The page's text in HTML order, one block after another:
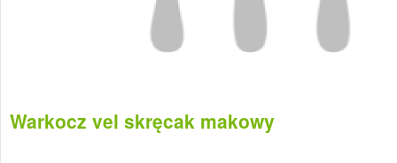
Warkocz vel skręcak makowy